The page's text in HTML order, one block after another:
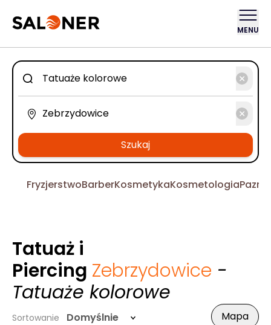
MENU
Szukaj
FryzjerstwoBarberKosmetykaKosmetologia
Tatuaż i
Piercing Zebrzydowice -
Tatuaże kolorowe
Sortowanie Domyślnie Mapa